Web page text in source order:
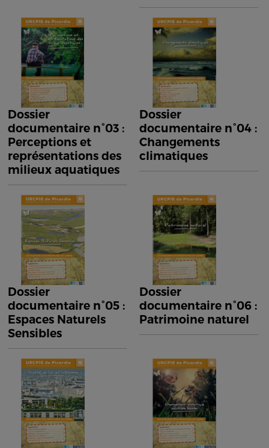
Dossier
documentaire n°03 :
Perceptions et
représentations des
milieux aquatiques
Dossier
documentaire n°04 :
Changements
climatiques
Dossier
documentaire n°05 :
Espaces Naturels
Sensibles
Dossier
documentaire n°06 :
Patrimoine naturel